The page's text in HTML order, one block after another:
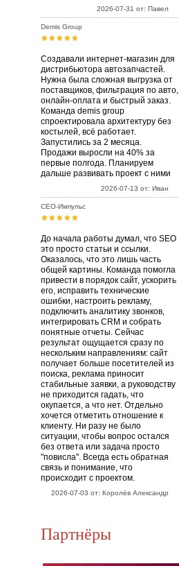
2026-07-31 от: Павел
Demis Group
Создавали интернет-магазин для
дистрибьютора автозапчастей.
Нужна была сложная выгрузка от
поставщиков, фильтрация по авто,
онлайн-оплата и быстрый заказ.
Команда demis group
спроектировала архитектуру без
костылей, всё работает.
Запустились за 2 месяца.
Продажи выросли на 40% за
первые полгода. Планируем
дальше развивать проект с ними
2026-07-13 от: Иван
СЕО-Импульс
До начала работы думал, что SEO
это просто статьи и ссылки.
Оказалось, что это лишь часть
общей картины. Команда помогла
привести в порядок сайт, ускорить
его, исправить технические
ошибки, настроить рекламу,
подключить аналитику звонков,
интегрировать CRM и собрать
понятные отчеты. Сейчас
результат ощущается сразу по
нескольким направлениям: сайт
получает больше посетителей из
поиска, реклама приносит
стабильные заявки, а руководству
не приходится гадать, что
окупается, а что нет. Отдельно
хочется отметить отношение к
клиенту. Ни разу не было
ситуации, чтобы вопрос остался
без ответа или задача просто
"повисла". Всегда есть обратная
связь и понимание, что
происходит с проектом.
2026-07-03 от: Королёв Александр
Партнёры